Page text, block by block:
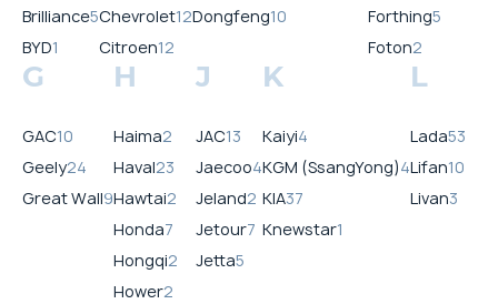
Brilliance5
BYD1
Chevrolet12
Citroen12
Dongfeng10
Forthing5
Foton2
G
GAC10
Geely24
Great Wall9
H
Haima2
Haval23
Hawtai2
Honda7
Hongqi2
Hower2
J
JAC13
Jaecoo4
Jeland2
Jetour7
Jetta5
K
Kaiyi4
KGM (SsangYong)4
KIA37
Knewstar1
L
Lada53
Lifan10
Livan3